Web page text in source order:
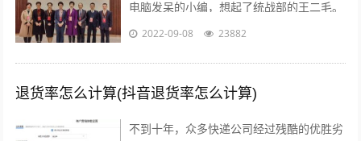
电脑发呆的小编，想起了统战部的王二毛。
有一天，王二毛吃完饭遛弯遇见隔壁王阿
2022-09-08 23882
退货率怎么计算(抖音退货率怎么计算)
不到十年，众多快递公司经过残酷的优胜劣